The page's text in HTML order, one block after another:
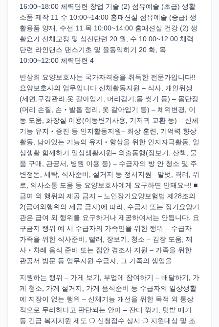
16:00~18:00 체력단련 창업 기술 (2) 섬유예술 (초급) 생활
소품 제작 11 수 10:00~14:00 홈패션실 섬유예술 (중급) 생
활용품 양재, 수선 11 목 10:00~14:00 홈패션실 건강 (2) 생
활요가 신체교정 및 심신단련 20 월, 수 10:00~12:00 체력
단련 라인댄스 댄스기초 및 율동익히기 20 화, 목
10:00~12:00 체력단련 4
반상회 요양보호사는 국가자격증을 취득한 전문가입니다!!
요양보호사의 업무입니다 신체활동지원 – 식사, 개인위생
(세면,구강관리,옷 갈아입기, 머리감기,몸 씻기 등) – 몸단장
(머리 손질, 손‧발톱 정리, 옷 갈아입기 등) – 체위변경, 이
동 도움, 화장실 이용(이동변기사용, 기저귀 교환 등) – 신체
기능 유지‧증진 등 인지활동지원– 회상 훈련, 기억력 향상
활동, 남아있는 기능의 유지‧향상을 위한 인지자극활동, 일
상생활 함께하기 일상생활지원– 외출동행(장보기, 산책, 물
품 구매, 관공서, 병원 이용 등) – 수급자의 방 안 청소 및 주
변정돈, 세탁, 식사준비, 설거지 등 정서지원– 말벗, 격려, 위
로, 의사소통 도움 등 요양보호사에게 요구하면 안돼요~!! ■
급여 외 행위의 제공 금지 – 노인장기요양보험법 제28조의
2(급여외행위의 제공 금지)에 따라, 수급자 또는 장기요양기
관은 급여 외 행위를 요구하거나 제공하여서는 안됩니다. 요
구금지 행위 예 시 수급자의 가족만을 위한 행위 – 수급자
가족을 위한 식사준비, 빨래, 장보기, 청소 – 김장 도움, 제
사‧차례 음식 준비 또는 집안 경조사 지원 – 가족을 위한
관공서 방문 등 업무지원 수급자, 그 가족의 생업을
지원하는 행위 – 가게 보기, 부업에 참여하기 – 배달하기, 가
게 청소, 가게 설거지, 가게 음식준비 등 수급자의 일상생활
에 지장이 없는 행위 – 신체기능 개선을 위한 목적 외 통상
적으로 무리하다고 판단되는 안마 – 잔디 깎기, 텃밭 매기
등 긴급 복지지원 제도 ❍ 신청접수 상시 ❍ 지원대상 및 조